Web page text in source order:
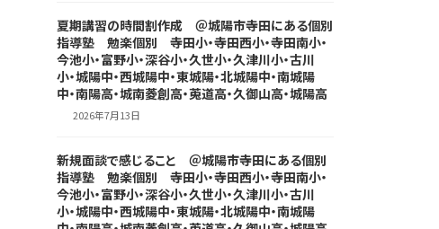
夏期講習の時間割作成 ＠城陽市寺田にある個別
指導塾 勉楽個別 寺田小・寺田西小・寺田南小・
今池小・富野小・深谷小・久世小・久津川小・古川
小・城陽中・西城陽中・東城陽・北城陽中・南城陽
中・南陽高・城南菱創高・莵道高・久御山高・城陽高
2026年7月13日
新規面談で感じること ＠城陽市寺田にある個別
指導塾 勉楽個別 寺田小・寺田西小・寺田南小・
今池小・富野小・深谷小・久世小・久津川小・古川
小・城陽中・西城陽中・東城陽・北城陽中・南城陽